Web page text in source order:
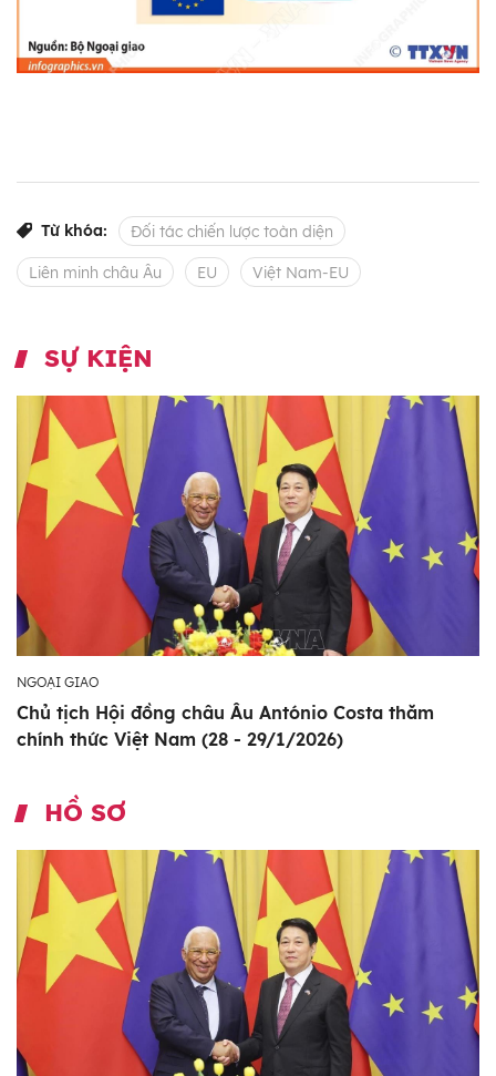
Từ khóa: Đối tác chiến lược toàn diện
Liên minh châu Âu EU Việt Nam-EU
SỰ KIỆN
NGOẠI GIAO
Chủ tịch Hội đồng châu Âu António Costa thăm
chính thức Việt Nam (28 - 29/1/2026)
HỒ SƠ